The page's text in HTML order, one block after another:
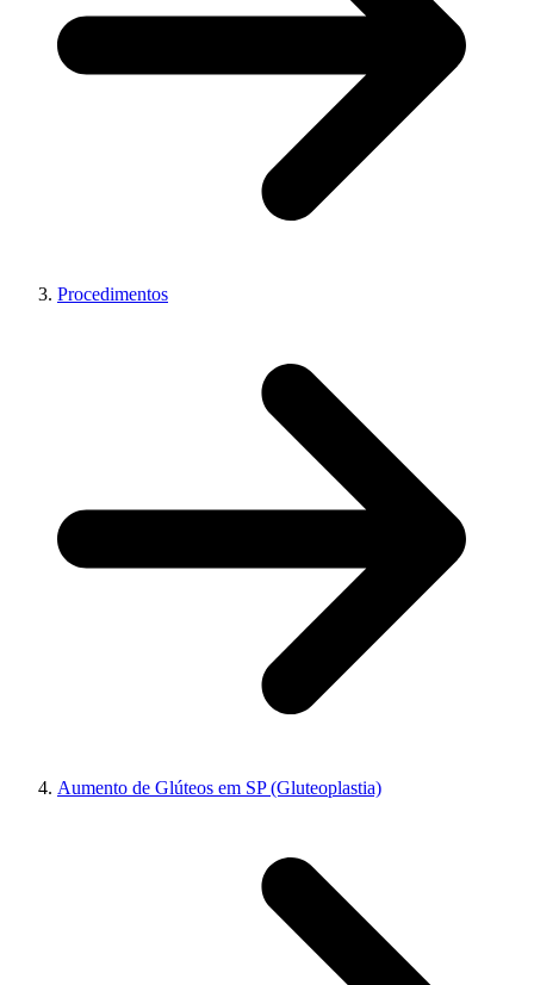
Procedimentos
Aumento de Glúteos em SP (Gluteoplastia)